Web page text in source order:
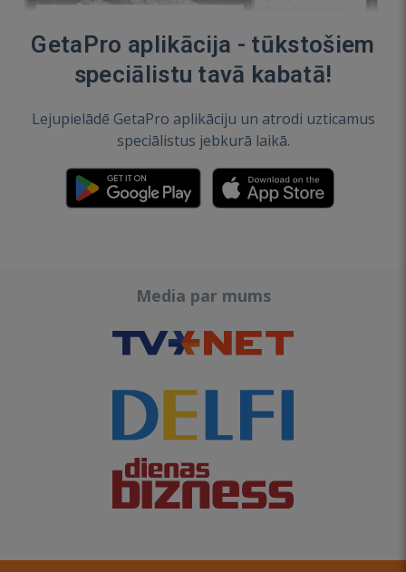
GetaPro aplikācija - tūkstošiem
speciālistu tavā kabatā!
Lejupielādē GetaPro aplikāciju un atrodi uzticamus
speciālistus jebkurā laikā.
Media par mums